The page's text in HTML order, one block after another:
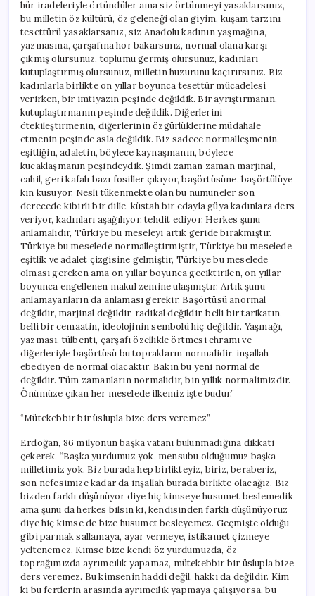
hür iradeleriyle örtündüler ama siz örtünmeyi yasaklarsınız,
bu milletin öz kültürü, öz geleneği olan giyim, kuşam tarzını
tesettürü yasaklarsanız, siz Anadolu kadının yaşmağına,
yazmasına, çarşafına hor bakarsınız, normal olana karşı
çıkmış olursunuz, toplumu germiş olursunuz, kadınları
kutuplaştırmış olursunuz, milletin huzurunu kaçırırsınız. Biz
kadınlarla birlikte on yıllar boyunca tesettür mücadelesi
verirken, bir imtiyazın peşinde değildik. Bir ayrıştırmanın,
kutuplaştırmanın peşinde değildik. Diğerlerini
ötekileştirmenin, diğerlerinin özgürlüklerine müdahale
etmenin peşinde asla değildik. Biz sadece normalleşmenin,
eşitliğin, adaletin, böylece kaynaşmanın, böylece
kucaklaşmanın peşindeydik. Şimdi zaman zaman marjinal,
cahil, geri kafalı bazı fosiller çıkıyor, başörtüsüne, başörtülüye
kin kusuyor. Nesli tükenmekte olan bu numuneler son
derecede kibirli bir dille, küstah bir edayla güya kadınlara ders
veriyor, kadınları aşağılıyor, tehdit ediyor. Herkes şunu
anlamalıdır, Türkiye bu meseleyi artık geride bırakmıştır.
Türkiye bu meselede normalleştirmiştir, Türkiye bu meselede
eşitlik ve adalet çizgisine gelmiştir, Türkiye bu meselede
olması gereken ama on yıllar boyunca geciktirilen, on yıllar
boyunca engellenen makul zemine ulaşmıştır. Artık şunu
anlamayanların da anlaması gerekir. Başörtüsü anormal
değildir, marjinal değildir, radikal değildir, belli bir tarikatın,
belli bir cemaatin, ideolojinin sembolü hiç değildir. Yaşmağı,
yazması, tülbenti, çarşafı özellikle örtmesi ehramı ve
diğerleriyle başörtüsü bu toprakların normalidir, inşallah
ebediyen de normal olacaktır. Bakın bu yeni normal de
değildir. Tüm zamanların normalidir, bin yıllık normalimizdir.
Önümüze çıkan her meselede ilkemiz işte budur.”
“Mütekebbir bir üslupla bize ders veremez”
Erdoğan, 86 milyonun başka vatanı bulunmadığına dikkati
çekerek, “Başka yurdumuz yok, mensubu olduğumuz başka
milletimiz yok. Biz burada hep birlikteyiz, biriz, beraberiz,
son nefesimize kadar da inşallah burada birlikte olacağız. Biz
bizden farklı düşünüyor diye hiç kimseye husumet beslemedik
ama şunu da herkes bilsin ki, kendisinden farklı düşünüyoruz
diye hiç kimse de bize husumet besleyemez. Geçmişte olduğu
gibi parmak sallamaya, ayar vermeye, istikamet çizmeye
yeltenemez. Kimse bize kendi öz yurdumuzda, öz
toprağımızda ayrımcılık yapamaz, mütekebbir bir üslupla bize
ders veremez. Bu kimsenin haddi değil, hakkı da değildir. Kim
ki bu fertlerin arasında ayrımcılık yapmaya çalışıyorsa, bu